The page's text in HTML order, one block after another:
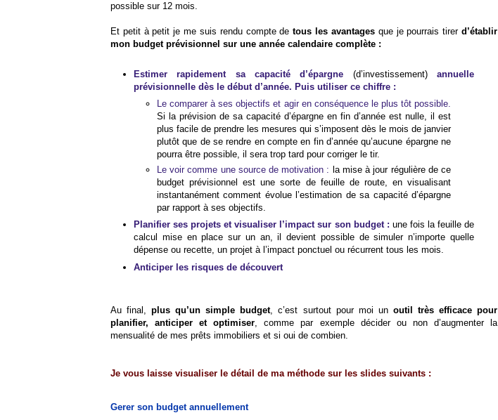
possible sur 12 mois.
Et petit à petit je me suis rendu compte detous les avantagesque je pourrais tirerd’établir
mon budget prévisionnel sur une année calendaire complète :
Estimer rapidement sa capacité d’épargne (d’investissement)annuelle
prévisionnelle dès le début d’année. Puis utiliser ce chiffre :
Le comparer à ses objectifs et agir en conséquence le plus tôt possible.
Si la prévision de sa capacité d’épargne en fin d’année est nulle, il est
plus facile de prendre les mesures qui s’imposent dès le mois de janvier
plutôt que de se rendre en compte en fin d’année qu’aucune épargne ne
pourra être possible, il sera trop tard pour corriger le tir.
Le voir comme une source de motivation : la mise à jour régulière de ce
budget prévisionnel est une sorte de feuille de route, en visualisant
instantanément comment évolue l’estimation de sa capacité d’épargne
par rapport à ses objectifs.
Planifier ses projets et visualiser l’impact sur son budget : une fois la feuille de
calcul mise en place sur un an, il devient possible de simuler n’importe quelle
dépense ou recette, un projet à l’impact ponctuel ou récurrent tous les mois.
Anticiper les risques de découvert
Au final,plus qu’un simple budget, c’est surtout pour moi un outil très efficace pour
planifier, anticiper et optimiser , comme par exemple décider ou non d’augmenter la
mensualité de mes prêts immobiliers et si oui de combien.
Je vous laisse visualiser le détail de ma méthode sur les slides suivants :
Gerer son budget annuellement